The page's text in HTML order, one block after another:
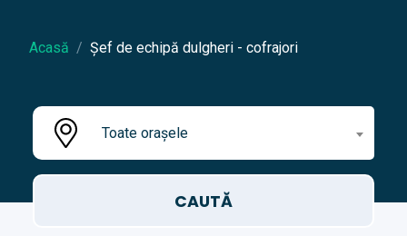
Acasă Șef de echipă dulgheri - cofrajori
Toate orașele